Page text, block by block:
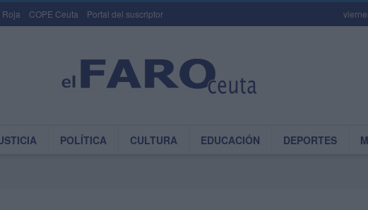
Roja COPE Ceuta Portal del suscriptor
POLÍTICA CULTURA EDUCACIÓN DEPORTES